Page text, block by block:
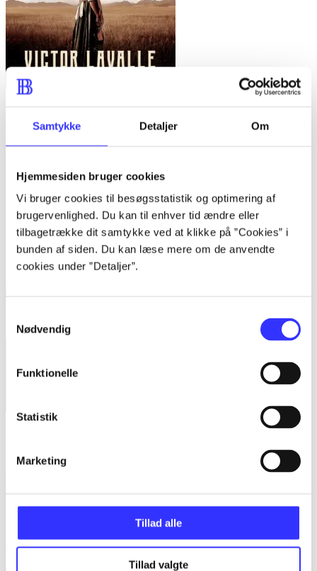
Samtykke Detaljer Om
Hjemmesiden bruger cookies
Vi bruger cookies til besøgsstatistik og optimering af
brugervenlighed. Du kan til enhver tid ændre eller
tilbagetrække dit samtykke ved at klikke på ”Cookies” i
bunden af siden. Du kan læse mere om de anvendte
cookies under ”Detaljer”.
Nødvendig
Funktionelle
Statistik
Marketing
Tillad alle
Tillad valgte
Victor LaValle
Sandra Hedegaard Rasmussen